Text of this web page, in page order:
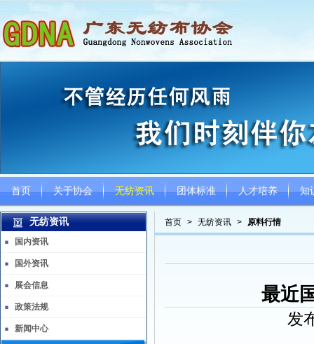
首页 关于协会 无纺资讯 团体标准 人才培养 知
首页 > 无纺资讯 > 原料行情
最近
发
无纺资讯
国内资讯
国外资讯
展会信息
政策法规
新闻中心